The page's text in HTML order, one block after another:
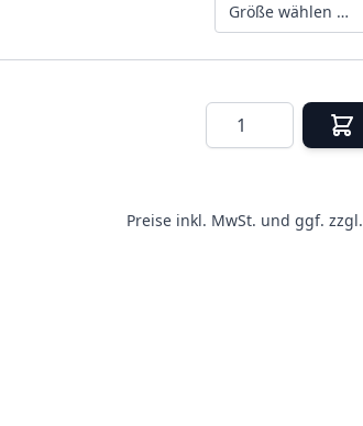
Größe wählen …
Menge
Preise inkl. MwSt. und ggf. zzgl.